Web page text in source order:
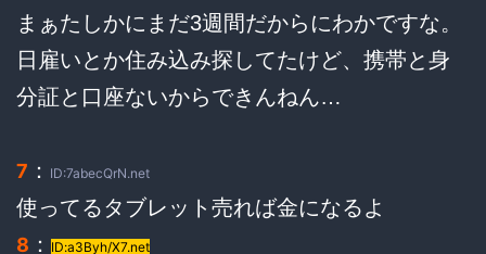
まぁたしかにまだ3週間だからにわかですな。
日雇いとか住み込み探してたけど、携帯と身
分証と口座ないからできんねん…
7 ： ID:7abecQrN.net
使ってるタブレット売れば金になるよ
8 ： ID:a3Byh/X7.net